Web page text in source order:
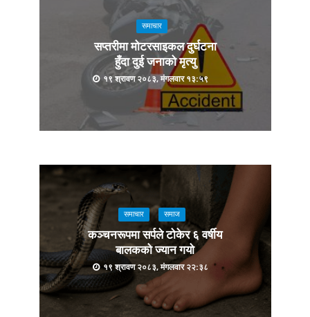
समाचार
सप्तरीमा मोटरसाइकल दुर्घटना
हुँदा दुई जनाको मृत्यु
१९ श्रावण २०८३, मंगलवार १३:५९
समाचार समाज
कञ्चनरूपमा सर्पले टोकेर ६ वर्षीय
बालकको ज्यान गयो
१९ श्रावण २०८३, मंगलवार २२:३८